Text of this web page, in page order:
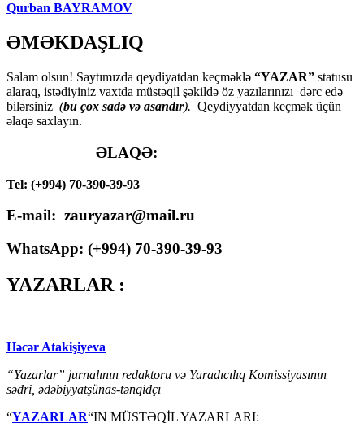
Qurban BAYRAMOV
ƏMƏKDAŞLIQ
Salam olsun! Saytımızda qeydiyatdan keçməklə “YAZAR” statusu
alaraq, istədiyiniz vaxtda müstəqil şəkildə öz yazılarınızı dərc edə
bilərsiniz (bu çox sadə və asandır). Qeydiyyatdan keçmək üçün
əlaqə saxlayın.
ƏLAQƏ:
Tel: (+994) 70-390-39-93
E-mail: zauryazar@mail.ru
WhatsApp: (+994) 70-390-39-93
YAZARLAR :
Həcər Atakişiyeva
“Yazarlar” jurnalının redaktoru və Yaradıcılıq Komissiyasının
sədri, ədəbiyyatşünas-tənqidçı
“YAZARLAR“IN MÜSTƏQİL YAZARLARI: